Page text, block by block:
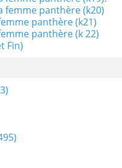
femme panthère (k20)
panthère (k21)
panthère (k 22)
Fin)